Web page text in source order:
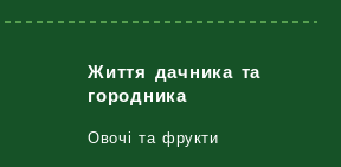
Життя дачника та
городника
Овочі та фрукти